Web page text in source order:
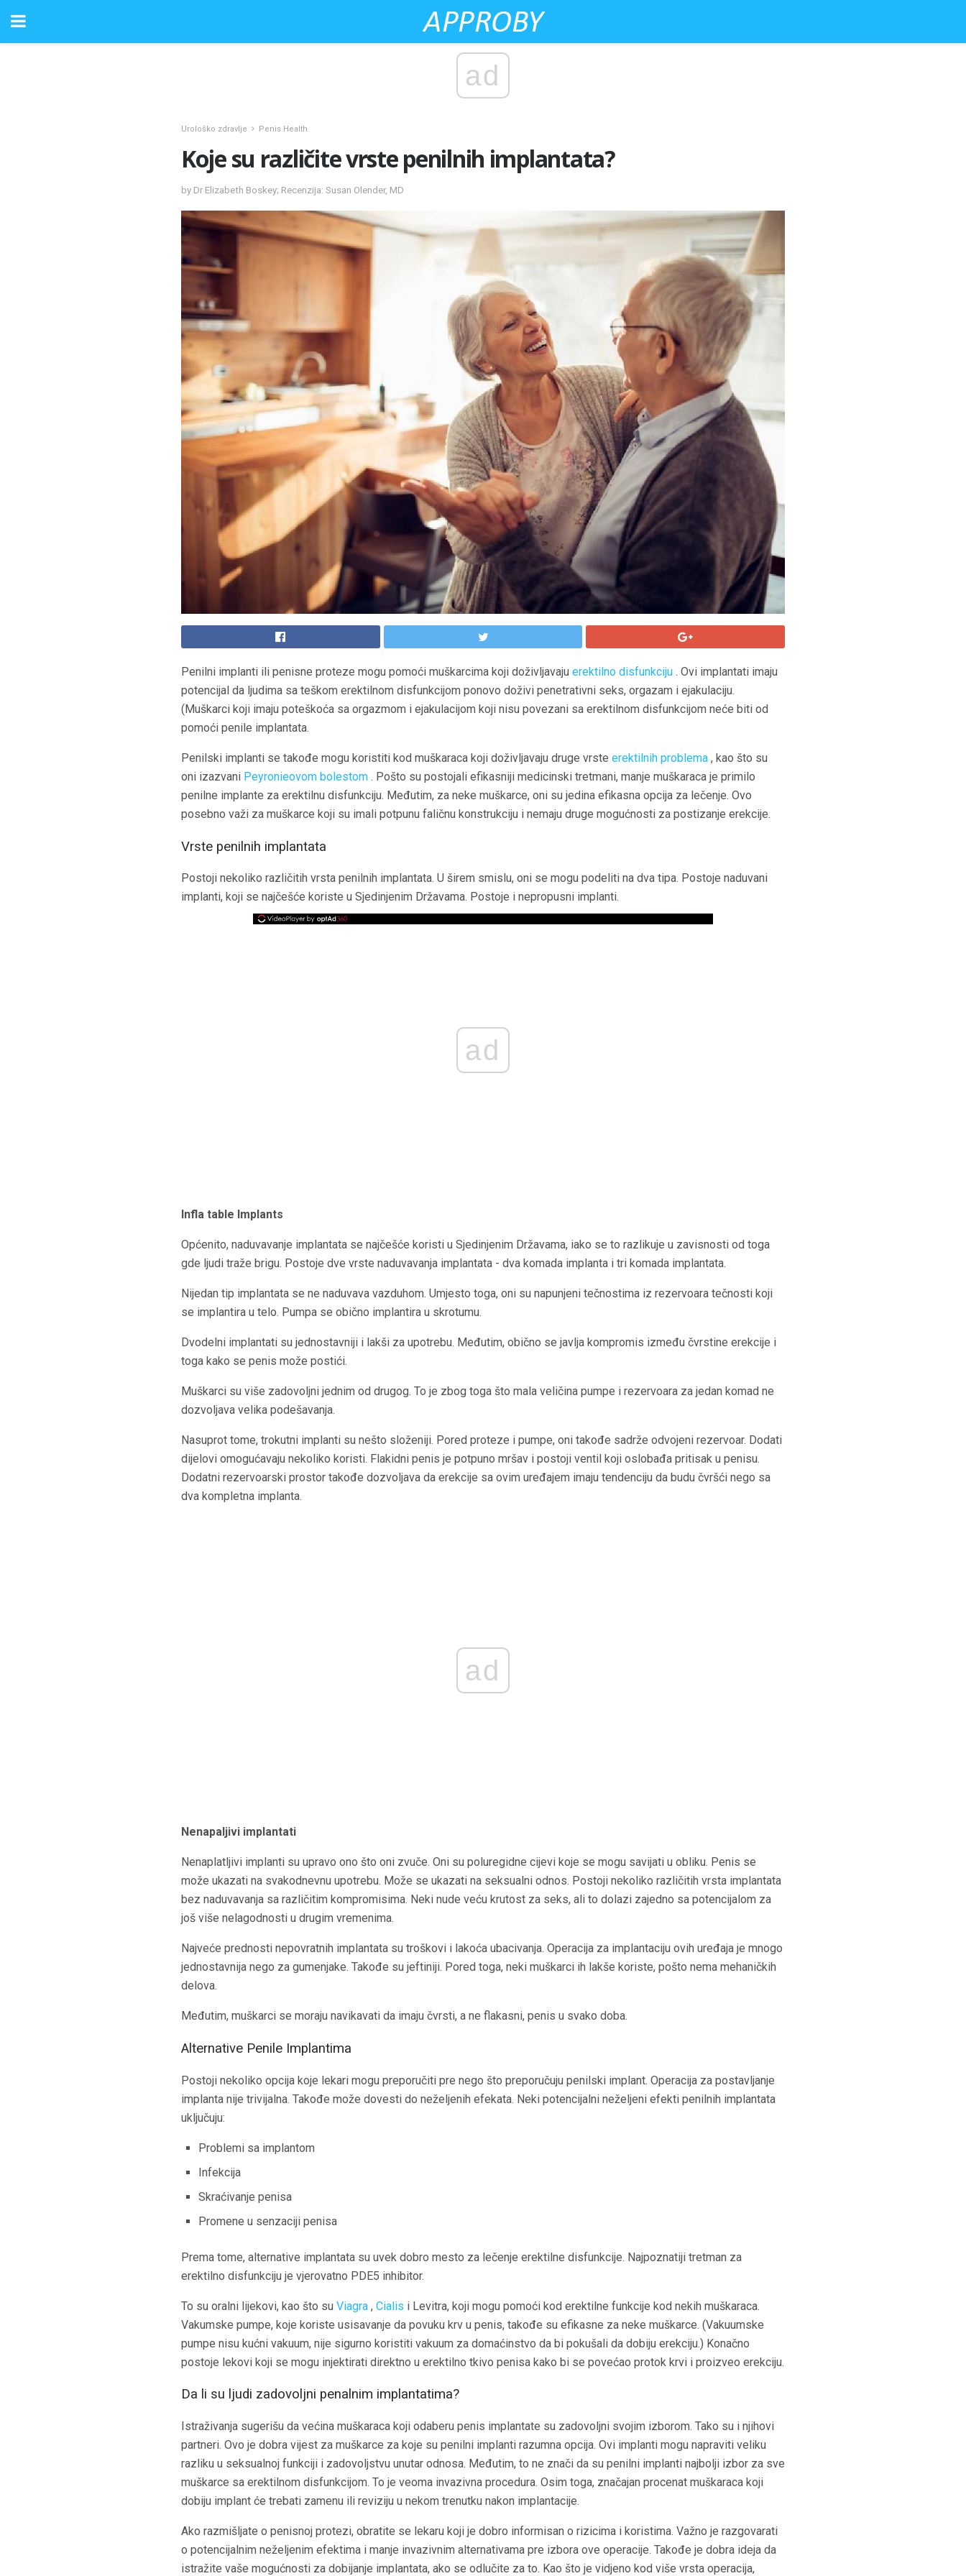
ad
Urološko zdravlje Penis Health
Koje su različite vrste penilnih implantata?
by Dr Elizabeth Boskey; Recenzija: Susan Olender, MD
Penilni implanti ili penisne proteze mogu pomoći muškarcima koji doživljavaju erektilno disfunkciju . Ovi implantati imaju
potencijal da ljudima sa teškom erektilnom disfunkcijom ponovo doživi penetrativni seks, orgazam i ejakulaciju.
(Muškarci koji imaju poteškoća sa orgazmom i ejakulacijom koji nisu povezani sa erektilnom disfunkcijom neće biti od
pomoći penile implantata.
Penilski implanti se takođe mogu koristiti kod muškaraca koji doživljavaju druge vrste erektilnih problema , kao što su
oni izazvani Peyronieovom bolestom . Pošto su postojali efikasniji medicinski tretmani, manje muškaraca je primilo
penilne implante za erektilnu disfunkciju. Međutim, za neke muškarce, oni su jedina efikasna opcija za lečenje. Ovo
posebno važi za muškarce koji su imali potpunu faličnu konstrukciju i nemaju druge mogućnosti za postizanje erekcije.
Vrste penilnih implantata
Postoji nekoliko različitih vrsta penilnih implantata. U širem smislu, oni se mogu podeliti na dva tipa. Postoje naduvani
implanti, koji se najčešće koriste u Sjedinjenim Državama. Postoje i nepropusni implanti.
ad
Infla table Implants
Općenito, naduvavanje implantata se najčešće koristi u Sjedinjenim Državama, iako se to razlikuje u zavisnosti od toga
gde ljudi traže brigu. Postoje dve vrste naduvavanja implantata - dva komada implanta i tri komada implantata.
Nijedan tip implantata se ne naduvava vazduhom. Umjesto toga, oni su napunjeni tečnostima iz rezervoara tečnosti koji
se implantira u telo. Pumpa se obično implantira u skrotumu.
Dvodelni implantati su jednostavniji i lakši za upotrebu. Međutim, obično se javlja kompromis između čvrstine erekcije i
toga kako se penis može postići.
Muškarci su više zadovoljni jednim od drugog. To je zbog toga što mala veličina pumpe i rezervoara za jedan komad ne
dozvoljava velika podešavanja.
Nasuprot tome, trokutni implanti su nešto složeniji. Pored proteze i pumpe, oni takođe sadrže odvojeni rezervoar. Dodati
dijelovi omogućavaju nekoliko koristi. Flakidni penis je potpuno mršav i postoji ventil koji oslobađa pritisak u penisu.
Dodatni rezervoarski prostor takođe dozvoljava da erekcije sa ovim uređajem imaju tendenciju da budu čvršći nego sa
dva kompletna implanta.
ad
Nenapaljivi implantati
Nenaplatljivi implanti su upravo ono što oni zvuče. Oni su poluregidne cijevi koje se mogu savijati u obliku. Penis se
može ukazati na svakodnevnu upotrebu. Može se ukazati na seksualni odnos. Postoji nekoliko različitih vrsta implantata
bez naduvavanja sa različitim kompromisima. Neki nude veću krutost za seks, ali to dolazi zajedno sa potencijalom za
još više nelagodnosti u drugim vremenima.
Najveće prednosti nepovratnih implantata su troškovi i lakoća ubacivanja. Operacija za implantaciju ovih uređaja je mnogo
jednostavnija nego za gumenjake. Takođe su jeftiniji. Pored toga, neki muškarci ih lakše koriste, pošto nema mehaničkih
delova.
Međutim, muškarci se moraju navikavati da imaju čvrsti, a ne flakasni, penis u svako doba.
Alternative Penile Implantima
Postoji nekoliko opcija koje lekari mogu preporučiti pre nego što preporučuju penilski implant. Operacija za postavljanje
implanta nije trivijalna. Takođe može dovesti do neželjenih efekata. Neki potencijalni neželjeni efekti penilnih implantata
uključuju:
Problemi sa implantom
Infekcija
Skraćivanje penisa
Promene u senzaciji penisa
Prema tome, alternative implantata su uvek dobro mesto za lečenje erektilne disfunkcije. Najpoznatiji tretman za
erektilno disfunkciju je vjerovatno PDE5 inhibitor.
To su oralni lijekovi, kao što su Viagra , Cialis i Levitra, koji mogu pomoći kod erektilne funkcije kod nekih muškaraca.
Vakumske pumpe, koje koriste usisavanje da povuku krv u penis, takođe su efikasne za neke muškarce. (Vakuumske
pumpe nisu kućni vakuum, nije sigurno koristiti vakuum za domaćinstvo da bi pokušali da dobiju erekciju.) Konačno
postoje lekovi koji se mogu injektirati direktno u erektilno tkivo penisa kako bi se povećao protok krvi i proizveo erekciju.
Da li su ljudi zadovoljni penalnim implantatima?
Istraživanja sugerišu da većina muškaraca koji odaberu penis implantate su zadovoljni svojim izborom. Tako su i njihovi
partneri. Ovo je dobra vijest za muškarce za koje su penilni implanti razumna opcija. Ovi implanti mogu napraviti veliku
razliku u seksualnoj funkciji i zadovoljstvu unutar odnosa. Međutim, to ne znači da su penilni implanti najbolji izbor za sve
muškarce sa erektilnom disfunkcijom. To je veoma invazivna procedura. Osim toga, značajan procenat muškaraca koji
dobiju implant će trebati zamenu ili reviziju u nekom trenutku nakon implantacije.
Ako razmišljate o penisnoj protezi, obratite se lekaru koji je dobro informisan o rizicima i koristima. Važno je razgovarati
o potencijalnim neželjenim efektima i manje invazivnim alternativama pre izbora ove operacije. Takođe je dobra ideja da
istražite vaše mogućnosti za dobijanje implantata, ako se odlučite za to. Kao što je vidjeno kod više vrsta operacija,